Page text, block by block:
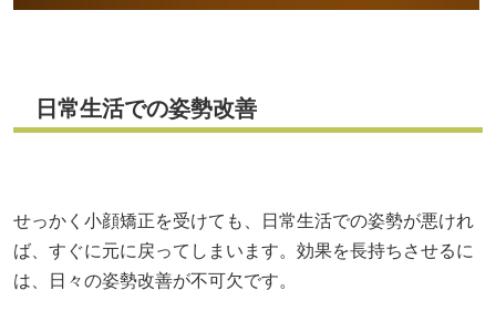
日常生活での姿勢改善
せっかく小顔矯正を受けても、日常生活での姿勢が悪けれ
ば、すぐに元に戻ってしまいます。効果を長持ちさせるに
は、日々の姿勢改善が不可欠です。